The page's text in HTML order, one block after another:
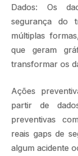
Dados: Os
segurança do
múltiplas
que geram
transformar os
Ações
partir de
preventivas
reais gaps de
algum acidente